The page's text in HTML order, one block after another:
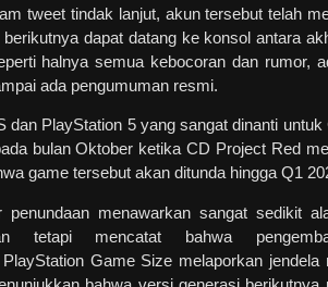
tweet tindak lanjut, akun tersebut telah
dapat datang ke konsol antara
halnya semua kebocoran dan rumor,
ada pengumuman resmi.
dan PlayStation 5 yang sangat dinanti untuk
bulan Oktober ketika CD Project Red
game tersebut akan ditunda hingga Q1
penundaan menawarkan sangat sedikit
tetapi mencatat bahwa
PlayStation Game Size melaporkan jendela